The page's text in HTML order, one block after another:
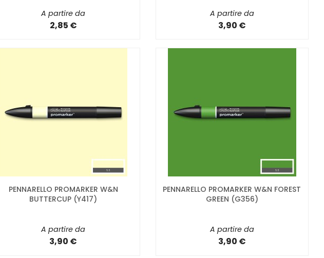
A partire da
2,85 €
A partire da
3,90 €
PENNARELLO PROMARKER W&N
BUTTERCUP (Y417)
A partire da
3,90 €
PENNARELLO PROMARKER W&N FOREST
GREEN (G356)
A partire da
3,90 €